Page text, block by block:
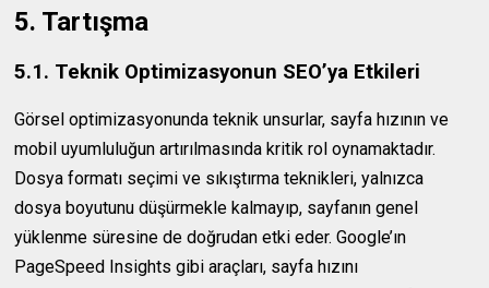
5. Tartışma
5.1. Teknik Optimizasyonun SEO’ya Etkileri
Görsel optimizasyonunda teknik unsurlar, sayfa hızının ve
mobil uyumluluğun artırılmasında kritik rol oynamaktadır.
Dosya formatı seçimi ve sıkıştırma teknikleri, yalnızca
dosya boyutunu düşürmekle kalmayıp, sayfanın genel
yüklenme süresine de doğrudan etki eder. Google’ın
PageSpeed Insights gibi araçları, sayfa hızını